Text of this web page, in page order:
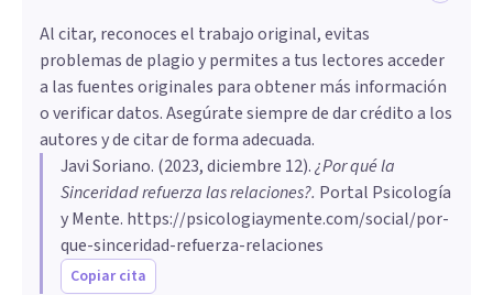
Al citar, reconoces el trabajo original, evitas
problemas de plagio y permites a tus lectores acceder
a las fuentes originales para obtener más información
o verificar datos. Asegúrate siempre de dar crédito a los
autores y de citar de forma adecuada.
Javi Soriano. (2023, diciembre 12).¿Por qué la
Sinceridad refuerza las relaciones?. Portal Psicología
y Mente. https://psicologiaymente.com/social/por-
que-sinceridad-refuerza-relaciones
Copiar cita